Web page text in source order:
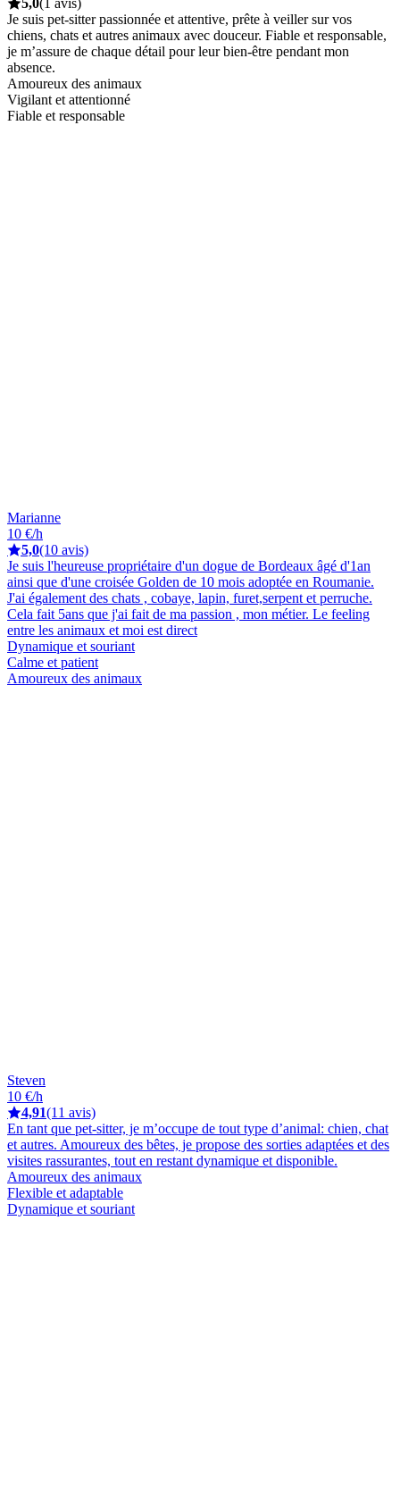
Je suis pet-sitter passionnée et attentive, prête à veiller sur vos
chiens, chats et autres animaux avec douceur. Fiable et responsable,
je m’assure de chaque détail pour leur bien-être pendant mon
absence.
Amoureux des animaux
Vigilant et attentionné
Fiable et responsable
Marianne
10 €/h
5,0(10 avis)
Je suis l'heureuse propriétaire d'un dogue de Bordeaux âgé d'1an
ainsi que d'une croisée Golden de 10 mois adoptée en Roumanie.
J'ai également des chats , cobaye, lapin, furet,serpent et perruche.
Cela fait 5ans que j'ai fait de ma passion , mon métier. Le feeling
entre les animaux et moi est direct
Dynamique et souriant
Calme et patient
Amoureux des animaux
Steven
10 €/h
4,91(11 avis)
En tant que pet-sitter, je m’occupe de tout type d’animal: chien, chat
et autres. Amoureux des bêtes, je propose des sorties adaptées et des
visites rassurantes, tout en restant dynamique et disponible.
Amoureux des animaux
Flexible et adaptable
Dynamique et souriant